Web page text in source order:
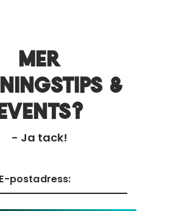
Mer
&
- Ja tack!